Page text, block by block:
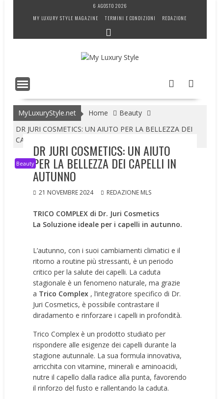
6 AGOSTO 2026
MY LUXURY STYLE MAGAZINE
TERMINI E CONDIZIONI REDAZIONE
MyLuxuryStyle.net Home
Beauty
DR JURI COSMETICS: UN AIUTO PER LA BELLEZZA DEI
CAPELLI IN AUTUNNO
Beauty
DR JURI COSMETICS: UN AIUTO
PER LA BELLEZZA DEI CAPELLI IN
AUTUNNO
21 NOVEMBRE 2024 REDAZIONE MLS
TRICO COMPLEX di Dr. Juri Cosmetics
La Soluzione ideale per i capelli in autunno.
L’autunno, con i suoi cambiamenti climatici e il
ritorno a routine più stressanti, è un periodo
critico per la salute dei capelli. La caduta
stagionale è un fenomeno naturale, ma grazie
a Trico Complex , l’integratore specifico di Dr.
Juri Cosmetics, è possibile contrastare il
diradamento e rinforzare i capelli in profondità.
Trico Complex è un prodotto studiato per
rispondere alle esigenze dei capelli durante la
stagione autunnale. La sua formula innovativa,
arricchita con vitamine, minerali e aminoacidi,
nutre il capello dalla radice alla punta, favorendo
il rinforzo del fusto e rallentando la caduta.